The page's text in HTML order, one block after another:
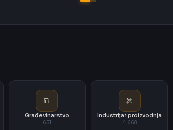
Građevinarstvo
651
Industrija i proizvodnja
4.668